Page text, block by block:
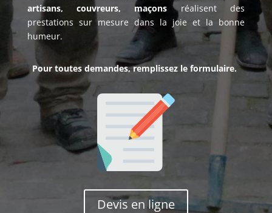
artisans, couvreurs, maçons réalisent des
prestations sur mesure dans la joie et la bonne
humeur.
Pour toutes demandes, remplissez le formulaire.
Devis en ligne